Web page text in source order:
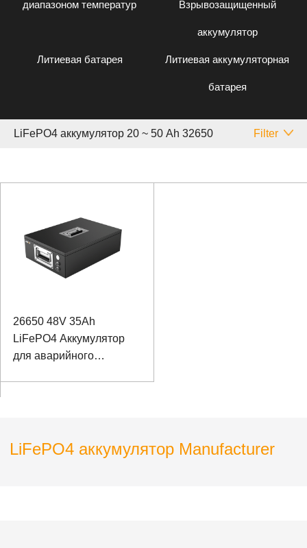
диапазоном температур Взрывозащищенный
аккумулятор
Литиевая батарея Литиевая аккумуляторная
батарея
LiFePO4 аккумулятор 20 ~ 50 Аh 32650 Filter
26650 48V 35Ah
LiFePO4 Аккумулятор
для аварийного
LiFePO4 аккумулятор Manufacturer